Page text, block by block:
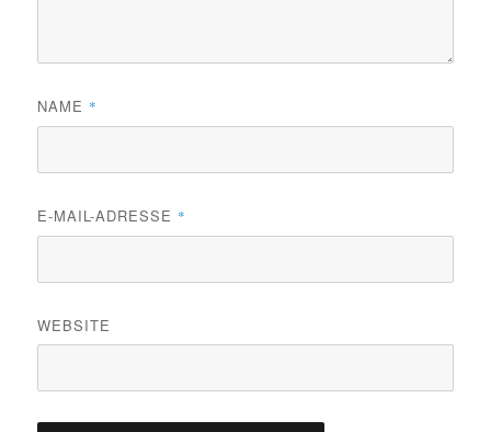
NAME *
E-MAIL-ADRESSE *
WEBSITE